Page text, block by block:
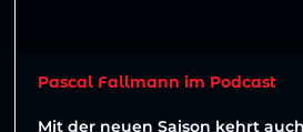
Pascal Fallmann im Podcast
Mit der neuen Saison kehrt